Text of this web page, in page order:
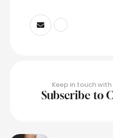
Keep in touch
Subscribe to